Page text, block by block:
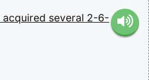
acquired several 2-6-